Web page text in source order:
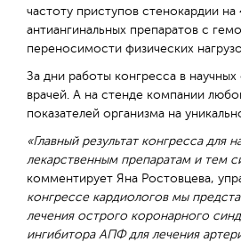
частоту приступов стенокардии
антиангинальных препаратов с
переносимости физических
За дни работы конгресса в
врачей. А на стенде компании
показателей организма на
«Главный результат конгресса
лекарственным препаратам и тем
комментирует Яна Ростовцева,
конгрессе кардиологов мы
лечения острого коронарного
ингибитора АПФ для лечения